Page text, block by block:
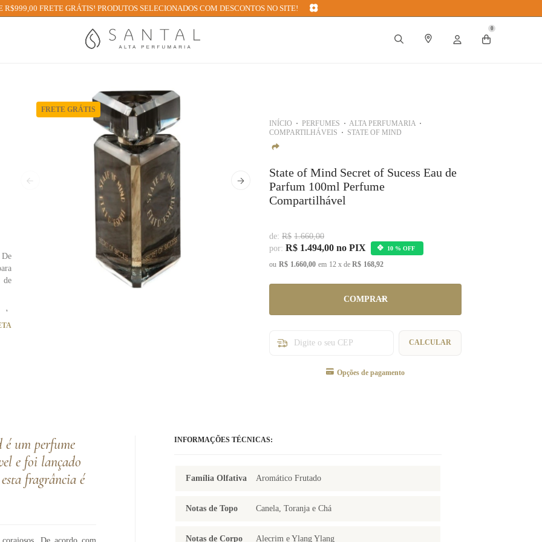
R$999,00 FRETE GRÁTIS! PRODUTOS SELECIONADOS COM DESCONTOS NO SITE!
0
de
e
FRETE GRÁTIS
INÍCIO
PERFUMES
ALTA PERFUMARIA
COMPARTILHÁVEIS
STATE OF MIND
State of Mind Secret of Sucess Eau de
Parfum 100ml Perfume
Compartilhável
de: R$ 1.660,00
por: R$ 1.494,00 no PIX 10 % OFF
ou R$ 1.660,00 em 12 x de R$ 168,92
CALCULAR
Opções de pagamento
é um perfume
e foi lançado
fragrância é
INFORMAÇÕES TÉCNICAS:
Família Olfativa Aromático Frutado
Notas de Topo Canela, Toranja e Chá
Notas de Corpo Alecrim e Ylang Ylang